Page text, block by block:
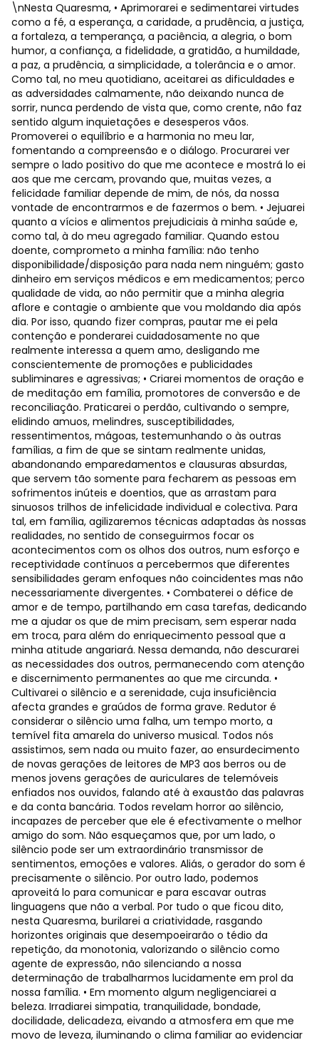
\nNesta Quaresma, • Aprimorarei e sedimentarei virtudes
como a fé, a esperança, a caridade, a prudência, a justiça,
a fortaleza, a temperança, a paciência, a alegria, o bom
humor, a confiança, a fidelidade, a gratidão, a humildade,
a paz, a prudência, a simplicidade, a tolerância e o amor.
Como tal, no meu quotidiano, aceitarei as dificuldades e
as adversidades calmamente, não deixando nunca de
sorrir, nunca perdendo de vista que, como crente, não faz
sentido algum inquietações e desesperos vãos.
Promoverei o equilíbrio e a harmonia no meu lar,
fomentando a compreensão e o diálogo. Procurarei ver
sempre o lado positivo do que me acontece e mostrá lo ei
aos que me cercam, provando que, muitas vezes, a
felicidade familiar depende de mim, de nós, da nossa
vontade de encontrarmos e de fazermos o bem. • Jejuarei
quanto a vícios e alimentos prejudiciais à minha saúde e,
como tal, à do meu agregado familiar. Quando estou
doente, comprometo a minha família: não tenho
disponibilidade/disposição para nada nem ninguém; gasto
dinheiro em serviços médicos e em medicamentos; perco
qualidade de vida, ao não permitir que a minha alegria
aflore e contagie o ambiente que vou moldando dia após
dia. Por isso, quando fizer compras, pautar me ei pela
contenção e ponderarei cuidadosamente no que
realmente interessa a quem amo, desligando me
conscientemente de promoções e publicidades
subliminares e agressivas; • Criarei momentos de oração e
de meditação em família, promotores de conversão e de
reconciliação. Praticarei o perdão, cultivando o sempre,
elidindo amuos, melindres, susceptibilidades,
ressentimentos, mágoas, testemunhando o às outras
famílias, a fim de que se sintam realmente unidas,
abandonando emparedamentos e clausuras absurdas,
que servem tão somente para fecharem as pessoas em
sofrimentos inúteis e doentios, que as arrastam para
sinuosos trilhos de infelicidade individual e colectiva. Para
tal, em família, agilizaremos técnicas adaptadas às nossas
realidades, no sentido de conseguirmos focar os
acontecimentos com os olhos dos outros, num esforço e
receptividade contínuos a percebermos que diferentes
sensibilidades geram enfoques não coincidentes mas não
necessariamente divergentes. • Combaterei o défice de
amor e de tempo, partilhando em casa tarefas, dedicando
me a ajudar os que de mim precisam, sem esperar nada
em troca, para além do enriquecimento pessoal que a
minha atitude angariará. Nessa demanda, não descurarei
as necessidades dos outros, permanecendo com atenção
e discernimento permanentes ao que me circunda. •
Cultivarei o silêncio e a serenidade, cuja insuficiência
afecta grandes e graúdos de forma grave. Redutor é
considerar o silêncio uma falha, um tempo morto, a
temível fita amarela do universo musical. Todos nós
assistimos, sem nada ou muito fazer, ao ensurdecimento
de novas gerações de leitores de MP3 aos berros ou de
menos jovens gerações de auriculares de telemóveis
enfiados nos ouvidos, falando até à exaustão das palavras
e da conta bancária. Todos revelam horror ao silêncio,
incapazes de perceber que ele é efectivamente o melhor
amigo do som. Não esqueçamos que, por um lado, o
silêncio pode ser um extraordinário transmissor de
sentimentos, emoções e valores. Aliás, o gerador do som é
precisamente o silêncio. Por outro lado, podemos
aproveitá lo para comunicar e para escavar outras
linguagens que não a verbal. Por tudo o que ficou dito,
nesta Quaresma, burilarei a criatividade, rasgando
horizontes originais que desempoeirarão o tédio da
repetição, da monotonia, valorizando o silêncio como
agente de expressão, não silenciando a nossa
determinação de trabalharmos lucidamente em prol da
nossa família. • Em momento algum negligenciarei a
beleza. Irradiarei simpatia, tranquilidade, bondade,
docilidade, delicadeza, eivando a atmosfera em que me
movo de leveza, iluminando o clima familiar ao evidenciar